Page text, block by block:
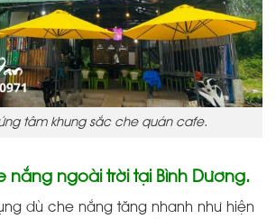
tâm khung sắc che quán cafe.
nắng ngoài trời tại Bình Dương.
dù che nắng tăng nhanh như hiện